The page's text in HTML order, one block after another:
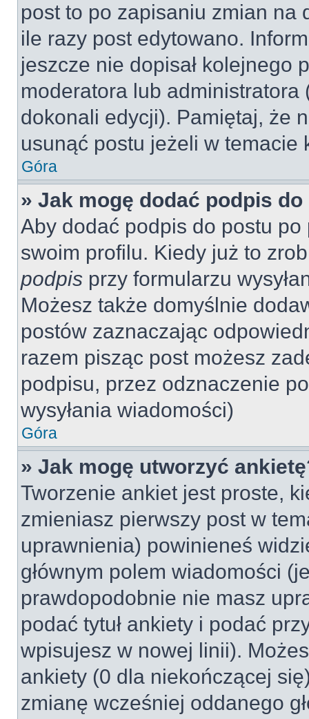
post to po zapisaniu zmian na
ile razy post edytowano.
jeszcze nie dopisał kolejnego
moderatora lub
dokonali edycji). Pamiętaj, że
usunąć postu jeżeli w temacie
Góra
» Jak mogę dodać podpis
Aby dodać podpis do postu
swoim profilu. Kiedy już to
podpis przy formularzu
Możesz także domyślnie
postów zaznaczając
razem pisząc post możesz
podpisu, przez odznaczenie
wysyłania wiadomości)
Góra
» Jak mogę utworzyć
Tworzenie ankiet jest proste,
zmieniasz pierwszy post w
uprawnienia) powinieneś
głównym polem wiadomości
prawdopodobnie nie masz
podać tytuł ankiety i podać
wpisujesz w nowej linii).
ankiety (0 dla niekończącej
zmianę wcześniej oddanego